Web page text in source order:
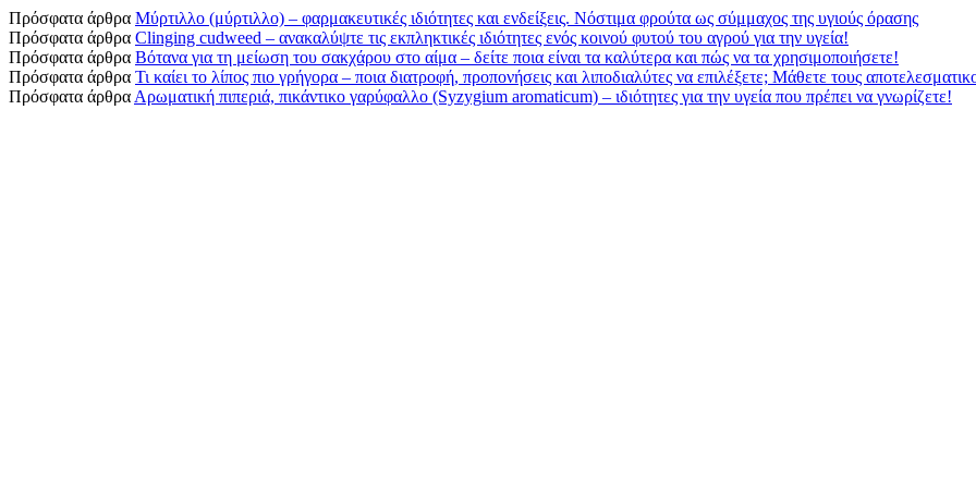
Πρόσφατα άρθρα Μύρτιλλο (μύρτιλλο) – φαρμακευτικές ιδιότητες και ενδείξεις. Νόστιμα φρούτα ως σύμμαχος της υγιούς όρασης
Πρόσφατα άρθρα Clinging cudweed – ανακαλύψτε τις εκπληκτικές ιδιότητες ενός κοινού φυτού του αγρού για την υγεία!
Πρόσφατα άρθρα Βότανα για τη μείωση του σακχάρου στο αίμα – δείτε ποια είναι τα καλύτερα και πώς να τα χρησιμοποιήσετε!
Πρόσφατα άρθρα Τι καίει το λίπος πιο γρήγορα – ποια διατροφή, προπονήσεις και λιποδιαλύτες να επιλέξετε; Μάθετε τους
Πρόσφατα άρθρα Αρωματική πιπεριά, πικάντικο γαρύφαλλο (Syzygium aromaticum) – ιδιότητες για την υγεία που πρέπει να γνωρίζετε!